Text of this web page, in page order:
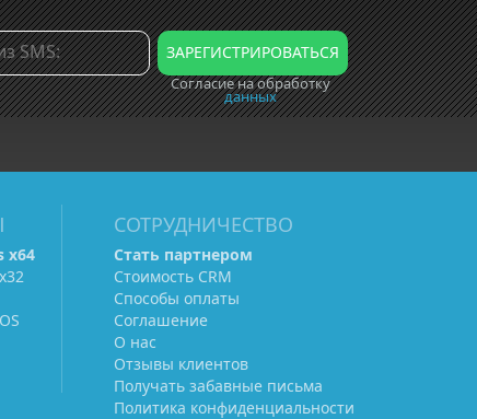
Согласие на обработку
данных
х64
СОТРУДНИЧЕСТВО
Стать партнером
Стоимость CRM
Способы оплаты
Соглашение
О нас
Отзывы клиентов
Получать забавные письма
Политика конфиденциальности